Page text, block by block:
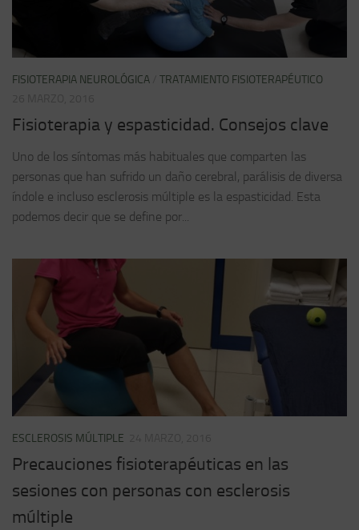
FISIOTERAPIA NEUROLÓGICA
TRATAMIENTO FISIOTERAPÉUTICO
Fisioterapia y espasticidad. Consejos clave
Uno de los síntomas más habituales que comparten las
personas que han sufrido un daño cerebral, parálisis de diversa
índole e incluso esclerosis múltiple es la espasticidad. Esta
podemos decir que se define por...
ESCLEROSIS MÚLTIPLE
Precauciones fisioterapéuticas en las
sesiones con personas con esclerosis
múltiple